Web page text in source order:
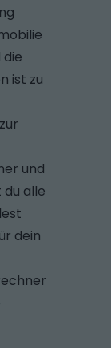
ist zu
und
alle
dein